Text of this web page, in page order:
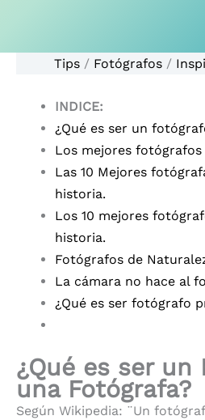
Tips / Fotógrafos /
INDICE:
¿Qué es ser un
Los mejores
Las 10 Mejores
historia.
Los 10 mejores
historia.
Fotógrafos de
La cámara no hace al
¿Qué es ser fotógrafo
¿Qué es ser un
una Fotógrafa?
Según Wikipedia: ¨Un